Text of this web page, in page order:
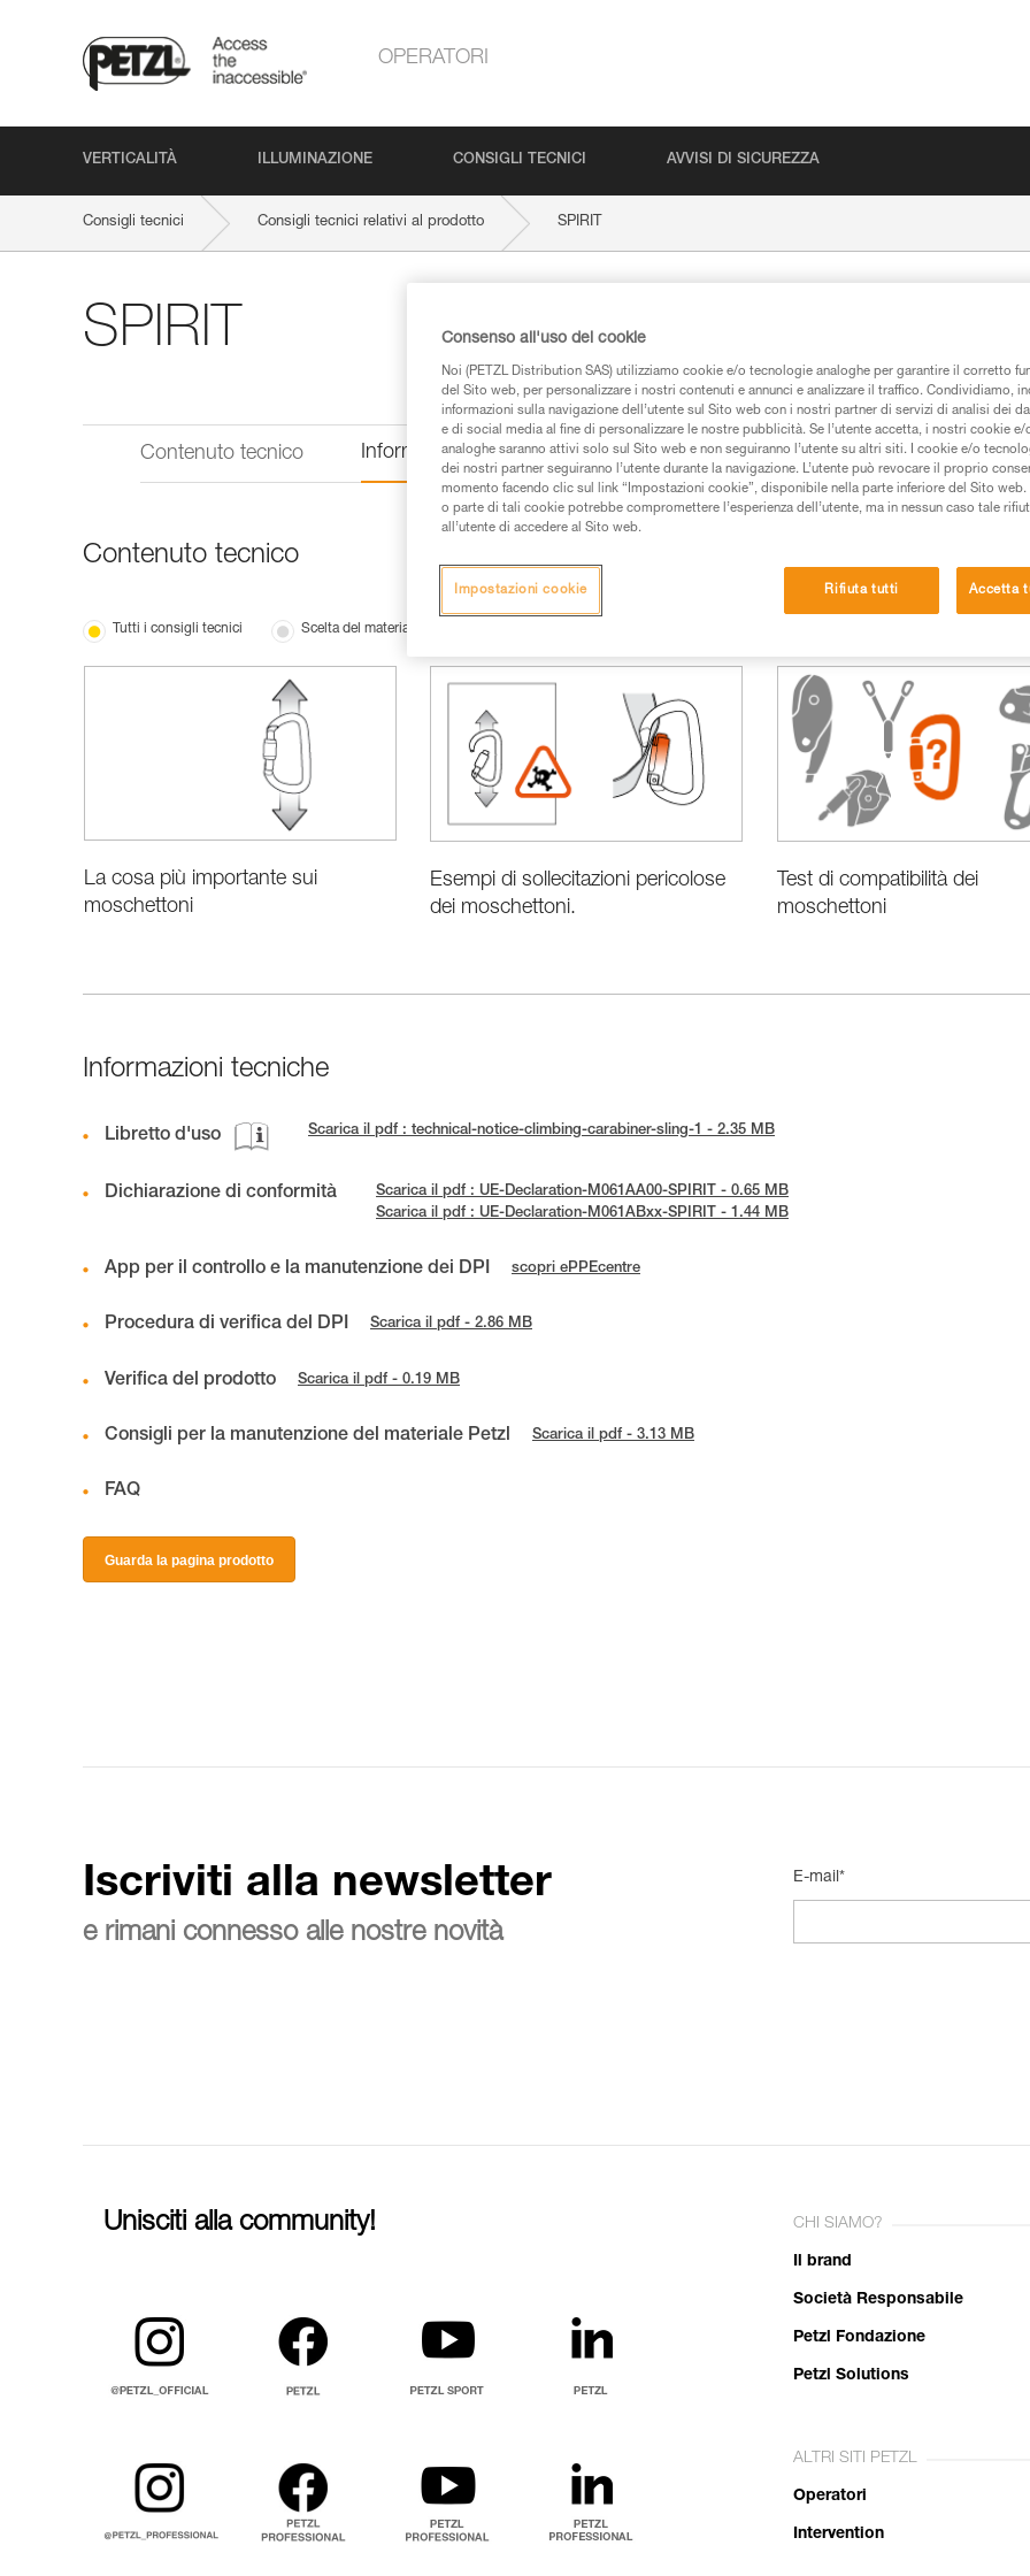
OPERATORI
VERTICALITÀ ILLUMINAZIONE CONSIGLI TECNICI AVVISI DI SICUREZZA
Consigli tecnici Consigli tecnici relativi al prodotto SPIRIT
SPIRIT
Contenuto tecnico Informazioni tecniche
Contenuto tecnico
Tutti i consigli tecnici Scelta del materiale
La cosa più importante sui
moschettoni
Esempi di sollecitazioni pericolose
dei moschettoni.
Test di compatibilità dei
moschettoni
Informazioni tecniche
Libretto d'uso Scarica il pdf : technical-notice-climbing-carabiner-sling-1 - 2.35 MB
Dichiarazione di conformità
Scarica il pdf : UE-Declaration-M061AA00-SPIRIT - 0.65 MB
Scarica il pdf : UE-Declaration-M061ABxx-SPIRIT - 1.44 MB
App per il controllo e la manutenzione dei DPI scopri ePPEcentre
Procedura di verifica del DPI Scarica il pdf - 2.86 MB
Verifica del prodotto Scarica il pdf - 0.19 MB
Consigli per la manutenzione del materiale Petzl Scarica il pdf - 3.13 MB
FAQ
Guarda la pagina prodotto
Iscriviti alla newsletter
e rimani connesso alle nostre novità
E-mail*
Unisciti alla community! CHI SIAMO?
Il brand
Società Responsabile
Petzl Fondazione
Petzl Solutions
ALTRI SITI PETZL
Operatori
Intervention
Consenso all'uso dei cookie
Noi (PETZL Distribution SAS) utilizziamo cookie e/o tecnologie analoghe per garantire il corretto
del Sito web, per personalizzare i nostri contenuti e annunci e analizzare il traffico. Condividiamo,
informazioni sulla navigazione dell’utente sul Sito web con i nostri partner di servizi di analisi dei
e di social media al fine di personalizzare le nostre pubblicità. Se l’utente accetta, i nostri cookie
analoghe saranno attivi solo sul Sito web e non seguiranno l’utente su altri siti. I cookie e/o
dei nostri partner seguiranno l’utente durante la navigazione. L’utente può revocare il proprio
momento facendo clic sul link “Impostazioni cookie”, disponibile nella parte inferiore del Sito
o parte di tali cookie potrebbe compromettere l’esperienza dell’utente, ma in nessun caso tale
all’utente di accedere al Sito web.
Rifiuta tutti Accetta
Impostazioni cookie